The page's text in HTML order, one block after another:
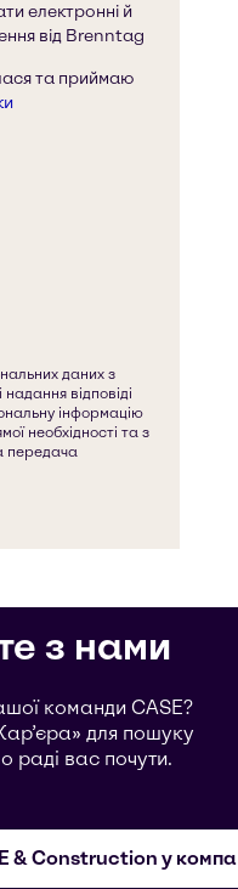
з нами
команди CASE?
для пошуку
раді вас почути.
& Construction у